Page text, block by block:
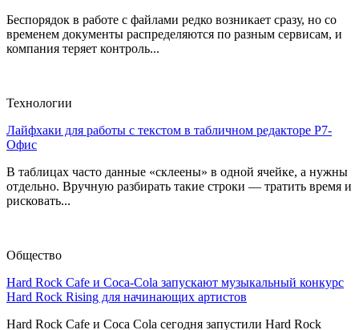
Беспорядок в работе с файлами редко возникает сразу, но со
временем документы распределяются по разным сервисам, и
компания теряет контроль...
Технологии
Лайфхаки для работы с текстом в табличном редакторе Р7-
Офис
В таблицах часто данные «склеены» в одной ячейке, а нужны
отдельно. Вручную разбирать такие строки — тратить время и
рисковать...
Общество
Hard Rock Cafe и Coca-Cola запускают музыкальный конкурс
Hard Rock Rising для начинающих артистов
Hard Rock Cafe и Coca Cola сегодня запустили Hard Rock